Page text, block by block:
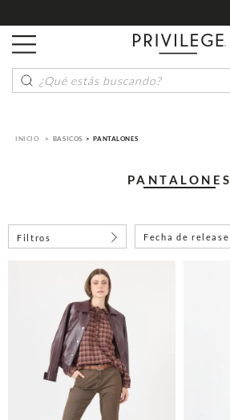
¿Qué estás buscando?
BASICOS PANTALONES
PANTALONES
Filtros Fecha de release